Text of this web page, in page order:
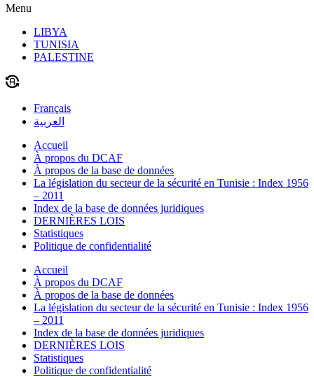
Menu
LIBYA
TUNISIA
PALESTINE
Français
العربية
Accueil
À propos du DCAF
À propos de la base de données
La législation du secteur de la sécurité en Tunisie : Index 1956
– 2011
Index de la base de données juridiques
DERNIÈRES LOIS
Statistiques
Politique de confidentialité
Accueil
À propos du DCAF
À propos de la base de données
La législation du secteur de la sécurité en Tunisie : Index 1956
– 2011
Index de la base de données juridiques
DERNIÈRES LOIS
Statistiques
Politique de confidentialité